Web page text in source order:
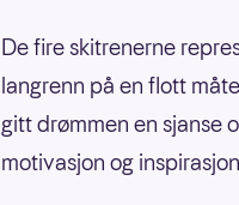
De fire skitrenerne
langrenn på en flott
gitt drømmen en sjanse
motivasjon og